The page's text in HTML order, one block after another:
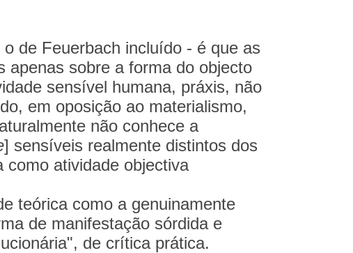
de Feuerbach incluído - é que as
apenas sobre a forma do objecto
sensível humana, práxis, não
em oposição ao materialismo,
não conhece a
] sensíveis realmente distintos dos
como atividade objectiva
teórica como a genuinamente
de manifestação sórdida e
de crítica prática.